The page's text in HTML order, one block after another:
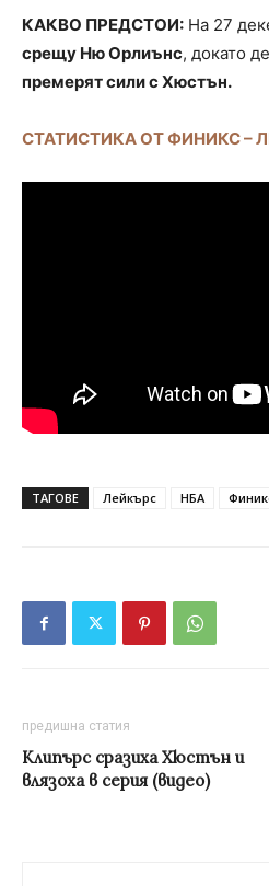
КАКВО ПРЕДСТОИ: На 27
срещу Ню Орлиънс, докато
премерят сили с Хюстън.
СТАТИСТИКА ОТ ФИНИКС –
ТАГОВЕ Лейкърс НБА
предишна статия
Клипърс сразиха Хюстън и
влязоха в серия (видео)